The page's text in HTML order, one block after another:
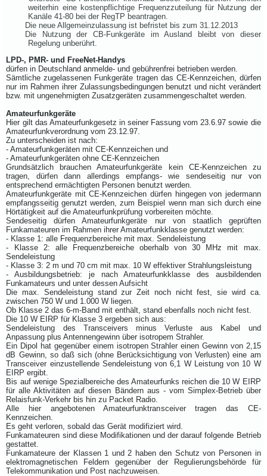
weiterhin eine kostenpflichtige Frequenzzuteilung für Nutzung der
Kanäle 41-80 bei der RegTP beantragen.
Die neue Allgemeinzulassung ist befristet bis zum 31.12.2013
Die Nutzung der CB-Funkgeräte im Ausland bleibt von dieser
Regelung unberührt.
LPD-, PMR- und FreeNet-Handys
dürfen in Deutschland anmelde- und gebührenfrei betrieben werden.
Sämtliche zugelassenen Funkgeräte tragen das CE-Kennzeichen, dürfen
nur im Rahmen ihrer Zulassungsbedingungen benutzt und nicht verändert
bzw. mit ungenehmigten Zusatzgeräten zusammengeschaltet werden.
Amateurfunkgeräte
Hier gilt das Amateurfunkgesetz in seiner Fassung vom 23.6.97 sowie die
Amateurfunkverordnung vom 23.12.97.
Zu unterscheiden ist nach:
- Amateurfunkgeräten mit CE-Kennzeichen und
- Amateurfunkgeräten ohne CE-Kennzeichen
Grundsätzlich brauchen Amateurfunkgeräte kein CE-Kennzeichen zu
tragen, dürfen dann allerdings empfangs- wie sendeseitig nur von
entsprechend ermächtigten Personen benutzt werden.
Amateurfunkgeräte mit CE-Kennzeichen dürfen hingegen von jedermann
empfangsseitig genutzt werden, zum Beispiel wenn man sich durch eine
Hörtätigkeit auf die Amateurfunkprüfung vorbereiten möchte.
Sendeseitig dürfen Amateurfunkgeräte nur von staatlich geprüften
Funkamateuren im Rahmen ihrer Amateurfunkklasse genutzt werden:
- Klasse 1: alle Frequenzbereiche mit max. Sendeleistung
- Klasse 2: alle Frequenzbereiche oberhalb von 30 MHz mit max.
Sendeleistung
- Klasse 3: 2 m und 70 cm mit max. 10 W effektiver Strahlungsleistung
- Ausbildungsbetrieb: je nach Amateurfunkklasse des ausbildenden
Funkamateurs und unter dessen Aufsicht
Die max. Sendeleistung stand zur Zeit noch nicht fest, sie wird ca.
zwischen 750 W und 1.000 W liegen.
Ob Klasse 2 das 6-m-Band mit enthält, stand ebenfalls noch nicht fest.
Die 10 W EIRP für Klasse 3 ergeben sich aus:
Sendeleistung des Transceivers minus Verluste aus Kabel und
Anpassung plus Antennengewinn über isotropem Strahler.
Ein Dipol hat gegenüber einem isotropen Strahler einen Gewinn von 2,15
dB Gewinn, so daß sich (ohne Berücksichtigung von Verlusten) eine am
Transceiver einzustellende Sendeleistung von 6,1 W Leistung von 10 W
EIRP ergibt.
Bis auf wenige Spezialbereiche des Amateurfunks reichen die 10 W EIRP
für alle Aktivitäten auf diesen Bändern aus - vom Simplex-Betrieb über
Relaisfunk-Verkehr bis hin zu Packet Radio.
Alle hier angebotenen Amateurfunktransceiver tragen das CE-
Kennzeichen.
Es geht verloren, sobald das Gerät modifiziert wird.
Funkamateuren sind diese Modifikationen und der darauf folgende Betrieb
gestattet.
Funkamateure der Klassen 1 und 2 haben den Schutz von Personen in
elektromagnetischen Feldern gegenüber der Regulierungsbehörde für
Telekommunikation und Post nachzuweisen.